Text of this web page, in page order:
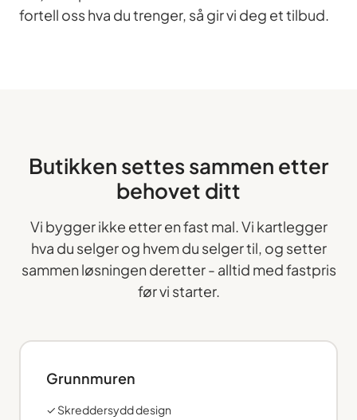
fortell oss hva du trenger, så gir vi deg et tilbud.
Butikken settes sammen etter
behovet ditt
Vi bygger ikke etter en fast mal. Vi kartlegger
hva du selger og hvem du selger til, og setter
sammen løsningen deretter - alltid med fastpris
før vi starter.
Grunnmuren
✓ Skreddersydd design